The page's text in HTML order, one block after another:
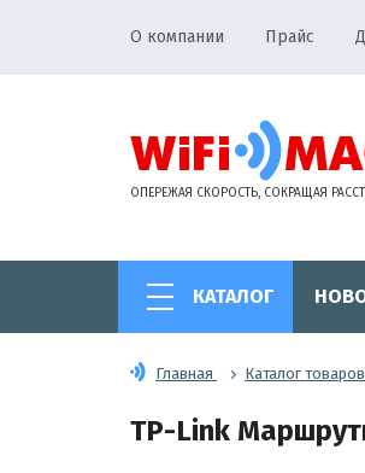
О компании Прайс
ОПЕРЕЖАЯ СКОРОСТЬ, СОКРАЩАЯ
КАТАЛОГ
Главная Каталог
TP-Link